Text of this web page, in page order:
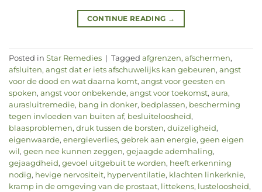
CONTINUE READING →
Posted in Star Remedies | Tagged afgrenzen, afschermen,
afsluiten, angst dat er iets afschuwelijks kan gebeuren, angst
voor de dood en wat daarna komt, angst voor geesten en
spoken, angst voor onbekende, angst voor toekomst, aura,
aurasluitremedie, bang in donker, bedplassen, bescherming
tegen invloeden van buiten af, besluiteloosheid,
blaasproblemen, druk tussen de borsten, duizeligheid,
eigenwaarde, energieverlies, gebrek aan energie, geen eigen
wil, geen nee kunnen zeggen, gejaagde ademhaling,
gejaagdheid, gevoel uitgebuit te worden, heeft erkenning
nodig, hevige nervositeit, hyperventilatie, klachten linkerknie,
kramp in de omgeving van de prostaat, littekens, lusteloosheid,